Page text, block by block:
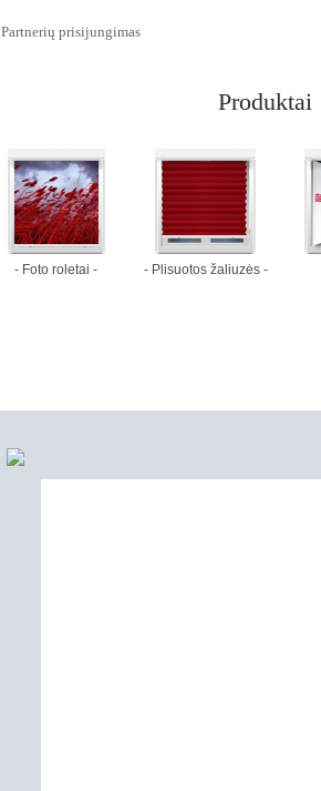
Partnerių prisijungimas
Produktai
- Foto roletai - - Plisuotos žaliuzės -